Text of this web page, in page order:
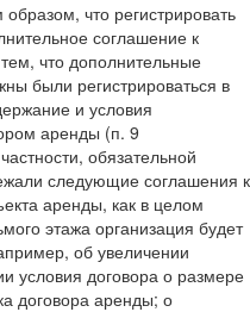
что регистрировать
соглашение к
что дополнительные
были регистрироваться в
и условия
аренды (п. 9
обязательной
следующие соглашения к
аренды, как в целом
этажа организация будет
об увеличении
условия договора о размере
договора аренды; о